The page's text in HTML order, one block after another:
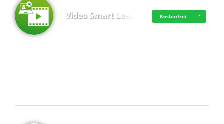
Video Smart Lea… Kostenfrei